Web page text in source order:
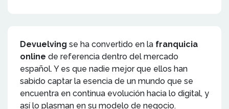
Devuelving se ha convertido en la franquicia
online de referencia dentro del mercado
español. Y es que nadie mejor que ellos han
sabido captar la esencia de un mundo que se
encuentra en continua evolución hacia lo digital, y
así lo plasman en su modelo de negocio.